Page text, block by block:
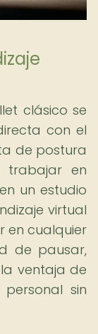
clásico se
con el
de postura
trabajar en
un estudio
virtual
en cualquier
de pausar,
ventaja de
sin